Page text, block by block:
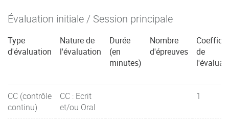
Évaluation initiale / Session principale
Type
d'évaluation
Nature de
l'évaluation
Durée
(en
minutes)
Nombre
d'épreuves
de
CC (contrôle
continu)
CC : Ecrit
et/ou Oral
1